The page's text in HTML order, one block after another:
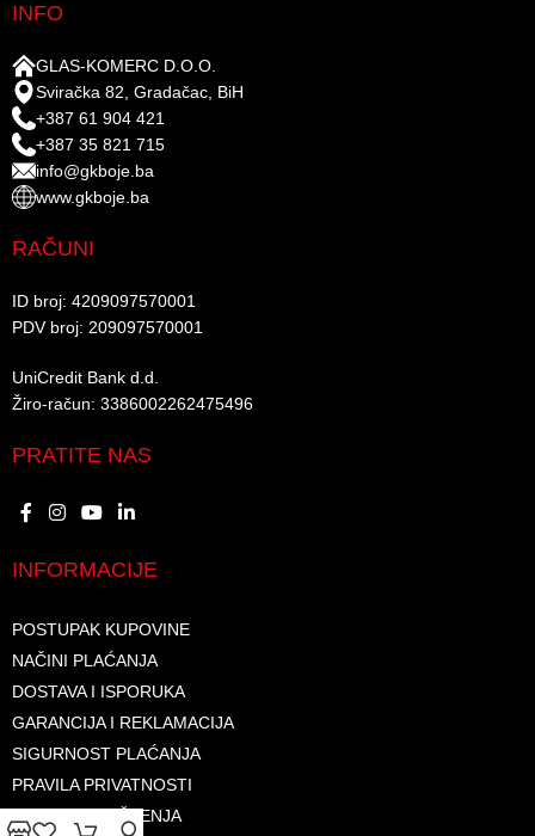
INFO
GLAS-KOMERC D.O.O.
Sviračka 82, Gradačac, BiH
+387 61 904 421
+387 35 821 715
info@gkboje.ba
www.gkboje.ba
RAČUNI
ID broj: 4209097570001​
PDV broj: 209097570001 ​
UniCredit Bank d.d.​
Žiro-račun: 3386002262475496​​
PRATITE NAS
INFORMACIJE
POSTUPAK KUPOVINE
NAČINI PLAĆANJA
DOSTAVA I ISPORUKA
GARANCIJA I REKLAMACIJA
SIGURNOST PLAĆANJA
PRAVILA PRIVATNOSTI
USLOVI KORIŠTENJA